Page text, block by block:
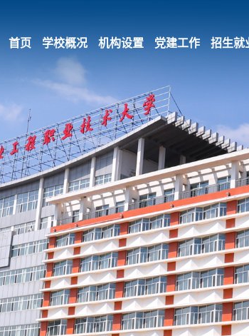
首页 学校概况 机构设置 党建工作 招生就